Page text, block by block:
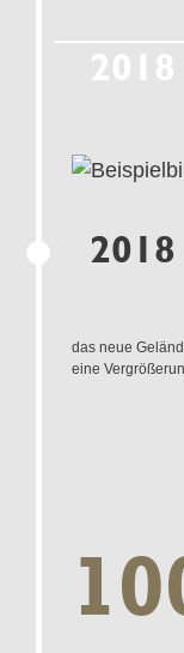
2018
2018
das neue
eine